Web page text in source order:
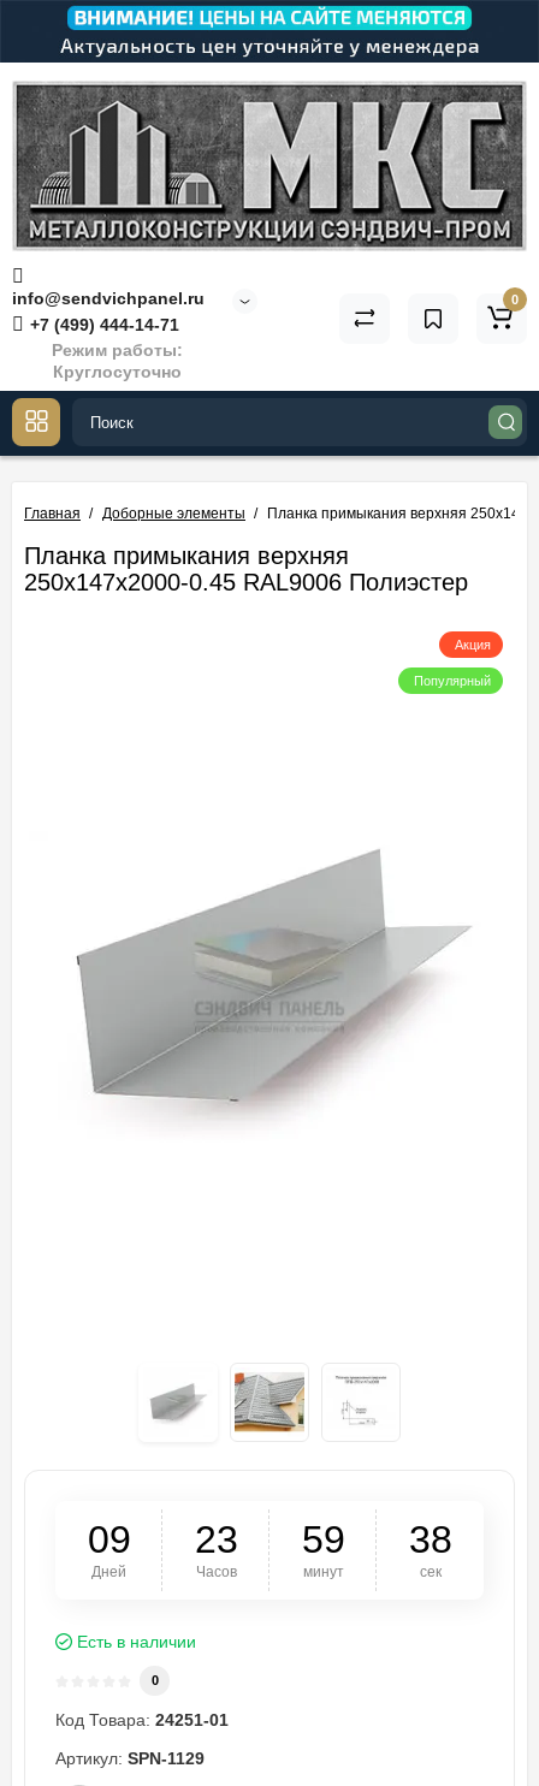
info@sendvichpanel.ru
+7 (499) 444-14-71
Режим работы:
Круглосуточно
0
Главная Доборные элементы Планка примыкания верхняя
Планка примыкания верхняя
250х147х2000-0.45 RAL9006 Полиэстер
Акция
Популярный
09
Дней
23
Часов
59
минут
37
сек
Есть в наличии
0
Код Товара: 24251-01
Артикул: SPN-1129